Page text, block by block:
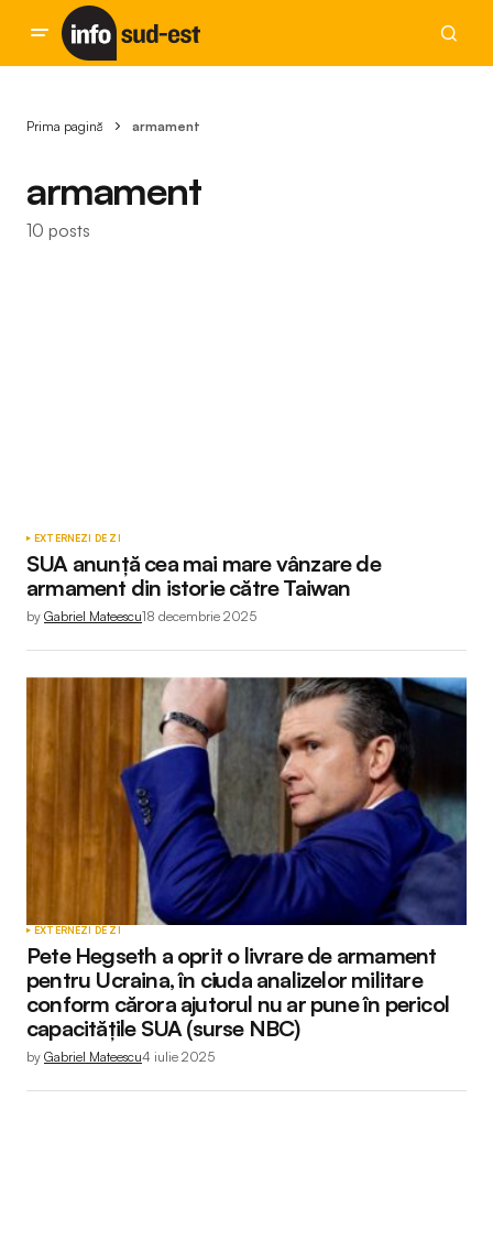
Prima pagină armament
armament
10 posts
EXTERNEZI DE ZI
SUA anunță cea mai mare vânzare de
armament din istorie către Taiwan
by Gabriel Mateescu18 decembrie 2025
EXTERNEZI DE ZI
Pete Hegseth a oprit o livrare de armament
pentru Ucraina, în ciuda analizelor militare
conform cărora ajutorul nu ar pune în pericol
capacitățile SUA (surse NBC)
by Gabriel Mateescu4 iulie 2025